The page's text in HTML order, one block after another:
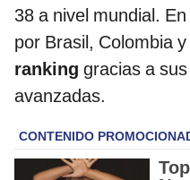
38 a nivel mundial.
por Brasil, Colombia
ranking gracias a
avanzadas.